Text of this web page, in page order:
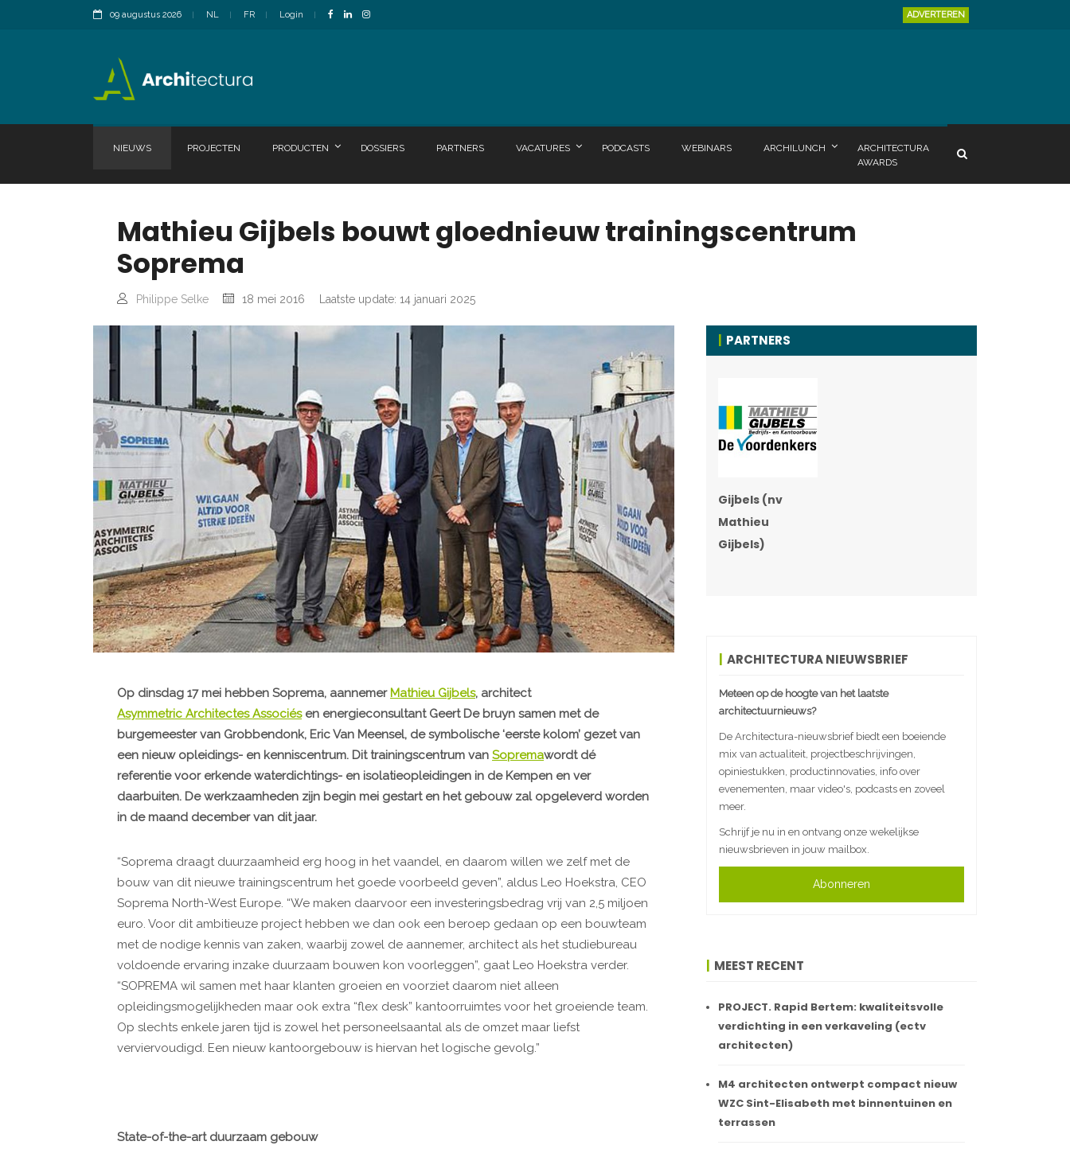
09 augustus 2026 NL FR Login ADVERTEREN
NIEUWS PROJECTEN PRODUCTEN DOSSIERS PARTNERS VACATURES PODCASTS WEBINARS ARCHILUNCH
ARCHITECTURA
AWARDS
Mathieu Gijbels bouwt gloednieuw trainingscentrum
Soprema
Philippe Selke 18 mei 2016 Laatste update: 14 januari 2025
Op dinsdag 17 mei hebben Soprema, aannemer Mathieu Gijbels, architect
Asymmetric Architectes Associésen energieconsultant Geert De bruyn samen met de
burgemeester van Grobbendonk, Eric Van Meensel, de symbolische ‘eerste kolom’ gezet van
een nieuw opleidings- en kenniscentrum. Dit trainingscentrum van Sopremawordt dé
referentie voor erkende waterdichtings- en isolatieopleidingen in de Kempen en ver
daarbuiten. De werkzaamheden zijn begin mei gestart en het gebouw zal opgeleverd worden
in de maand december van dit jaar.
“Soprema draagt duurzaamheid erg hoog in het vaandel, en daarom willen we zelf met de
bouw van dit nieuwe trainingscentrum het goede voorbeeld geven”, aldus Leo Hoekstra, CEO
Soprema North-West Europe. “We maken daarvoor een investeringsbedrag vrij van 2,5 miljoen
euro. Voor dit ambitieuze project hebben we dan ook een beroep gedaan op een bouwteam
met de nodige kennis van zaken, waarbij zowel de aannemer, architect als het studiebureau
voldoende ervaring inzake duurzaam bouwen kon voorleggen”, gaat Leo Hoekstra verder.
“SOPREMA wil samen met haar klanten groeien en voorziet daarom niet alleen
opleidingsmogelijkheden maar ook extra “flex desk” kantoorruimtes voor het groeiende team.
Op slechts enkele jaren tijd is zowel het personeelsaantal als de omzet maar liefst
verviervoudigd. Een nieuw kantoorgebouw is hiervan het logische gevolg.”
State-of-the-art duurzaam gebouw
PARTNERS
Gijbels (nv
Mathieu
Gijbels)
ARCHITECTURA NIEUWSBRIEF
Meteen op de hoogte van het laatste
architectuurnieuws?
De Architectura-nieuwsbrief biedt een boeiende
mix van actualiteit, projectbeschrijvingen,
opiniestukken, productinnovaties, info over
evenementen, maar video's, podcasts en zoveel
meer.
Schrijf je nu in en ontvang onze wekelijkse
nieuwsbrieven in jouw mailbox.
Abonneren
MEEST RECENT
PROJECT. Rapid Bertem: kwaliteitsvolle
verdichting in een verkaveling (ectv
architecten)
M4 architecten ontwerpt compact nieuw
WZC Sint-Elisabeth met binnentuinen en
terrassen